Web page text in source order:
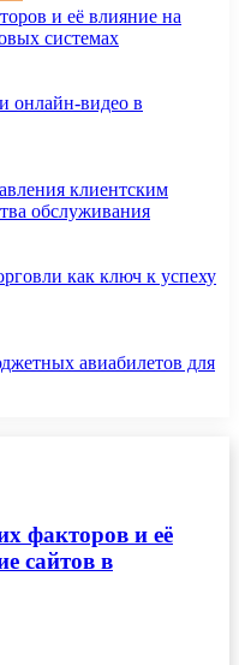
и её влияние на
системах
онлайн-видео в
клиентским
обслуживания
как ключ к успеху
авиабилетов для
факторов и её
сайтов в